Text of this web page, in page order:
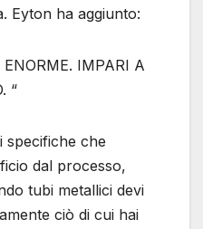
Eyton ha aggiunto:
IMPARI A
“
specifiche che
dal processo,
tubi metallici devi
ciò di cui hai